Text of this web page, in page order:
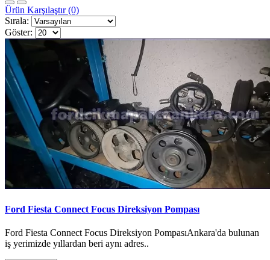
Ürün Karşılaştır (0)
Sırala:
Göster:
Ford Fiesta Connect Focus Direksiyon Pompası
Ford Fiesta Connect Focus Direksiyon PompasıAnkara'da bulunan
iş yerimizde yıllardan beri aynı adres..